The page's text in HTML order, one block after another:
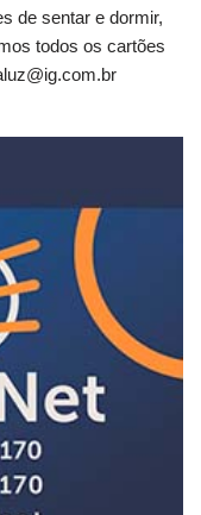
de sentar e dormir,
todos os cartões